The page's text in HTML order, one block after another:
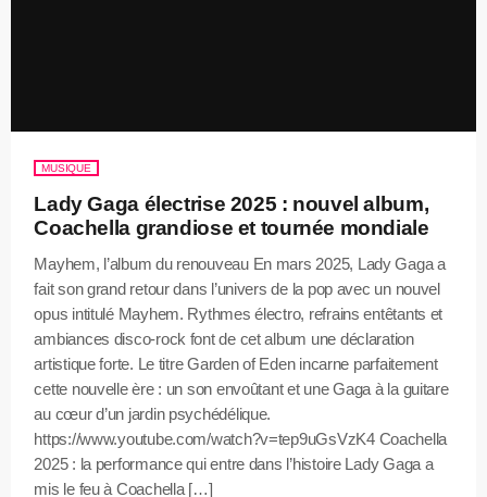
MUSIQUE
Lady Gaga électrise 2025 : nouvel album,
Coachella grandiose et tournée mondiale
Mayhem, l’album du renouveau En mars 2025, Lady Gaga a
fait son grand retour dans l’univers de la pop avec un nouvel
opus intitulé Mayhem. Rythmes électro, refrains entêtants et
ambiances disco-rock font de cet album une déclaration
artistique forte. Le titre Garden of Eden incarne parfaitement
cette nouvelle ère : un son envoûtant et une Gaga à la guitare
au cœur d’un jardin psychédélique.
https://www.youtube.com/watch?v=tep9uGsVzK4 Coachella
2025 : la performance qui entre dans l’histoire Lady Gaga a
mis le feu à Coachella […]